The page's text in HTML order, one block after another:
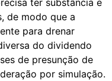
de modo que a
para drenar
do dividendo
de presunção de
por simulação.